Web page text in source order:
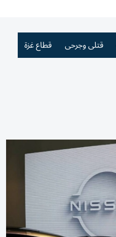
قتلى وجرحى
قطاع غزة